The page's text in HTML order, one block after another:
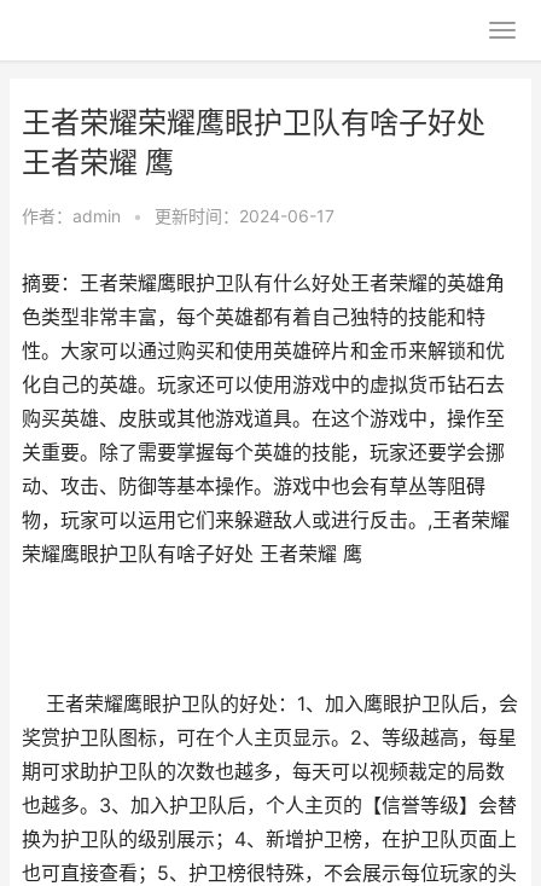
王者荣耀荣耀鹰眼护卫队有啥子好处
王者荣耀 鹰
作者： admin • 更新时间：2024-06-17
摘要：王者荣耀鹰眼护卫队有什么好处王者荣耀的英雄角
色类型非常丰富，每个英雄都有着自己独特的技能和特
性。大家可以通过购买和使用英雄碎片和金币来解锁和优
化自己的英雄。玩家还可以使用游戏中的虚拟货币钻石去
购买英雄、皮肤或其他游戏道具。在这个游戏中，操作至
关重要。除了需要掌握每个英雄的技能，玩家还要学会挪
动、攻击、防御等基本操作。游戏中也会有草丛等阻碍
物，玩家可以运用它们来躲避敌人或进行反击。,王者荣耀
荣耀鹰眼护卫队有啥子好处 王者荣耀 鹰
​王者荣耀鹰眼护卫队的好处：1、加入鹰眼护卫队后，会
奖赏护卫队图标，可在个人主页显示。2、等级越高，每星
期可求助护卫队的次数也越多，每天可以视频裁定的局数
也越多。3、加入护卫队后，个人主页的【信誉等级】会替
换为护卫队的级别展示；4、新增护卫榜，在护卫队页面上
也可直接查看；5、护卫榜很特殊，不会展示每位玩家的头